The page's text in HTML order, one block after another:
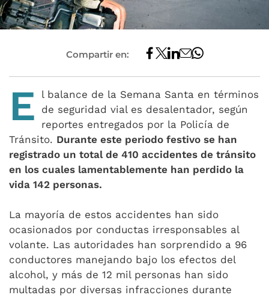
Compartir en:
E
l balance de la Semana Santa en términos
de seguridad vial es desalentador, según
reportes entregados por la Policía de
Tránsito. Durante este periodo festivo se han
registrado un total de 410 accidentes de tránsito
en los cuales lamentablemente han perdido la
vida 142 personas.
La mayoría de estos accidentes han sido
ocasionados por conductas irresponsables al
volante. Las autoridades han sorprendido a 96
conductores manejando bajo los efectos del
alcohol, y más de 12 mil personas han sido
multadas por diversas infracciones durante